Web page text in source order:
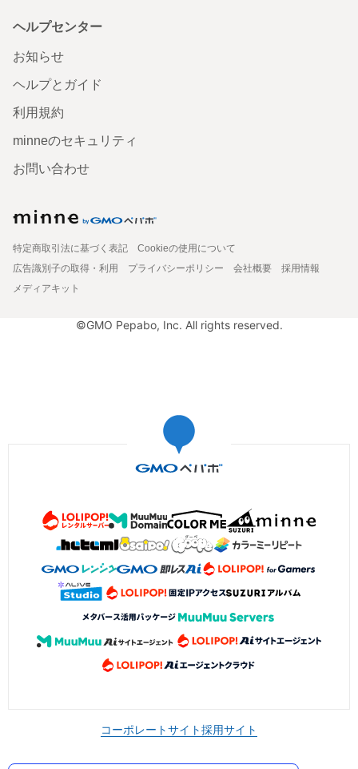
ヘルプセンター
お知らせ
ヘルプとガイド
利用規約
minneのセキュリティ
お問い合わせ
特定商取引法に基づく表記
Cookieの使用について
広告識別子の取得・利用
プライバシーポリシー 会社概要
採用情報
メディアキット
©GMO Pepabo, Inc. All rights reserved.
コーポレートサイト採用サイト